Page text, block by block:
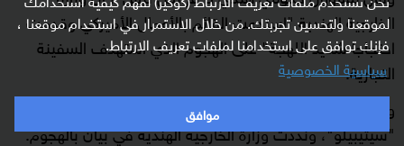
لموقعنا ولتحسين تجربتك. من خلال الاستمرار في استخدام موقعنا ،
فإنك توافق على استخدامنا لملفات تعريف الارتباط.
سياسية الخصوصية
موافق
الخارجية الهندية "استدعت القائم بالأعمال الأميركي وقدمت
احتجاجا شديد اللهجة" على الهجوم الذي استهدف السفينة
التجارية.
وأنقذ 21 آخرون من أفراد الطاقم الهنود للسفينة التجارية
"سيتيبيلو"، ونددت وزارة الخارجية الهندية في بيان بالهجوم.